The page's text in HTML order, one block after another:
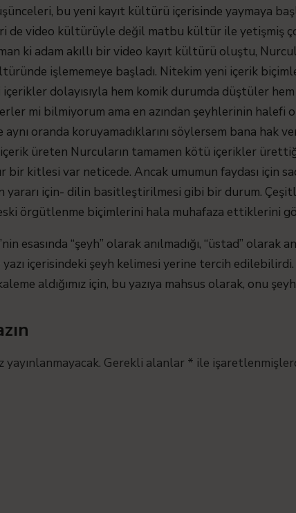
bu yeni kayıt kültürü içerisinde yaymaya
de video kültürüyle değil matbu kültür ile yetişmiş
ki adam akıllı bir video kayıt kültürü oluştu,
işlememeye başladı. Nitekim yeni içerik
içerikler dolayısıyla hem komik durumda düştüler
mi bilmiyorum ama en azından şeyhlerinin halefi
oranda koruyamadıklarını söylersem bana hak
üreten Nurcuların tamamen kötü içerikler
bir kitlesi var neticede. Ancak umumun faydası için
yararı için- dilin basitleştirilmesi gibi bir durum.
örgütlenme biçimlerini hala muhafaza ettiklerini
esasında “şeyh” olarak anılmadığı, “üstad” olarak
yazı içerisindeki şeyh kelimesi yerine tercih
aldığımız için, bu yazıya mahsus olarak, onu
Gerekli alanlar * ile